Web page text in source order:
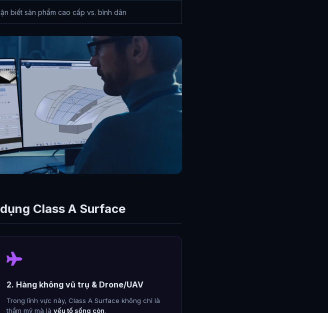
biết sản phẩm cao cấp vs. bình dân
Class A Surface
2. Hàng không vũ trụ & Drone/UAV
Trong lĩnh vực này, Class A Surface không chỉ là
thẩm mỹ mà là yếu tố sống còn.